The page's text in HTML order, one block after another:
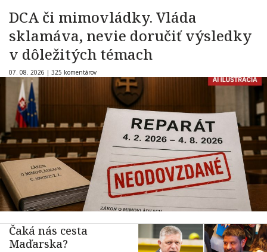
DCA či mimovládky. Vláda
sklamáva, nevie doručiť výsledky
v dôležitých témach
07. 08. 2026 | 325 komentárov
Čaká nás cesta
Maďarska?